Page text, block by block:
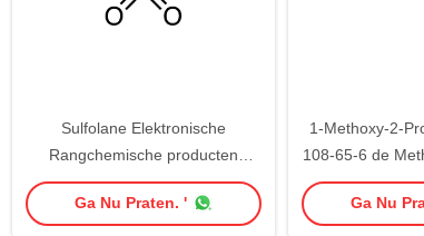
Sulfolane Elektronische
Rangchemische producten
99,5% Oplosmiddelen CAS 126-
33-0
Ga Nu Praten. '
1-Methoxy-2-
108-65-6 de
van de
Ga Nu